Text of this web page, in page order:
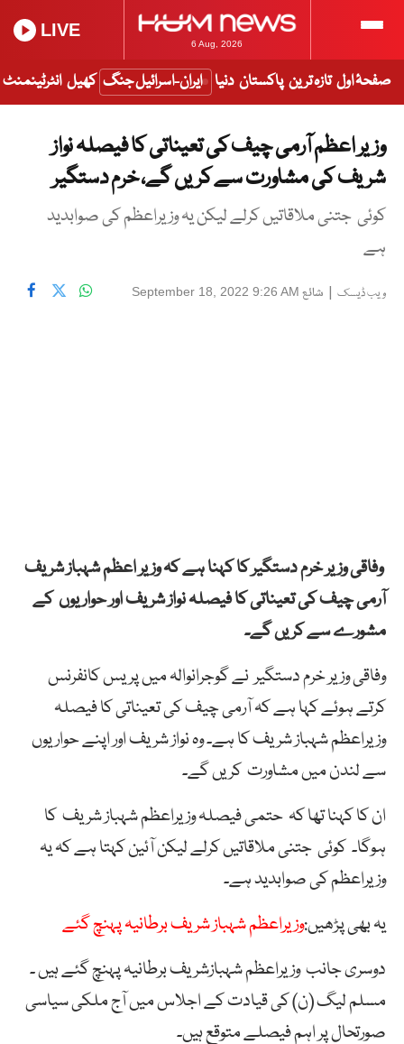
6 Aug, 2026
LIVE
صفحۂ اول تازہ ترین پاکستان دنیا ایران-اسرائیل جنگ کھیل انٹرٹینمنٹ
وزیر اعظم آرمی چیف کی تعیناتی کا فیصلہ نواز
شریف کی مشاورت سے کریں گے، خرم دستگیر
کوئی جتنی ملاقاتیں کرلے لیکن یہ وزیراعظم کی صوابدید
ہے
ویب ڈیسک | شائع September 18, 2022 9:26 AM
وفاقی وزیر خرم دستگیر کا کہنا ہے کہ وزیر اعظم شہباز شریف
آرمی چیف کی تعیناتی کا فیصلہ نواز شریف اور حواریوں کے
مشورے سے کریں گے۔
وفاقی وزیر خرم دستگیر نے گوجرانوالہ میں پریس کانفرنس
کرتے ہوئے کہا ہے کہ آرمی چیف کی تعیناتی کا فیصلہ
وزیراعظم شہباز شریف کا ہے۔ وہ نواز شریف اور اپنے حواریوں
سے لندن میں مشاورت کریں گے۔
ان کا کہنا تھا کہ حتمی فیصلہ وزیراعظم شہباز شریف کا
ہوگا۔ کوئی جتنی ملاقاتیں کرلے لیکن آئین کہتا ہے کہ یہ
وزیراعظم کی صوابدید ہے۔
یہ بھی پڑھیں:وزیراعظم شہباز شریف برطانیہ پہنچ گئے
دوسری جانب وزیراعظم شہبازشریف برطانیہ پہنچ گئے ہیں ۔
مسلم لیگ (ن) کی قیادت کے اجلاس میں آج ملکی سیاسی
صورتحال پر اہم فیصلے متوقع ہیں۔